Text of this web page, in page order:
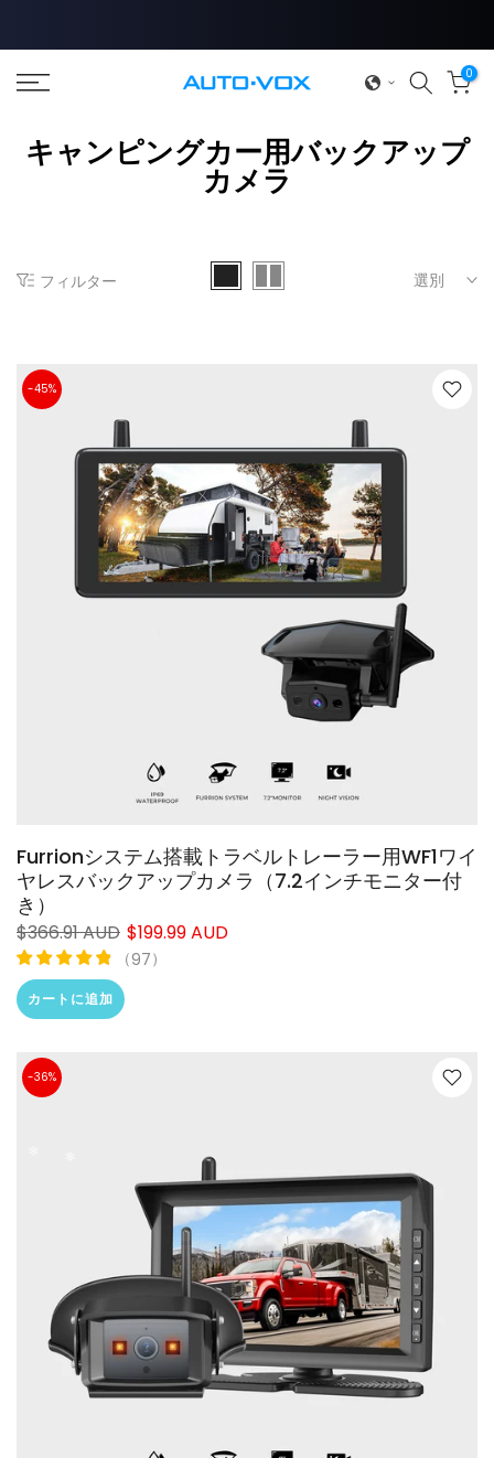
ン
テ
ン
へ
0
キャンピングカー用バックアップ
カメラ
フィルター 選別
-45%
Furrionシステム搭載トラベルトレーラー用WF1ワイ
ヤレスバックアップカメラ（7.2インチモニター付
き）
$366.91 AUD $199.99 AUD
（97）
カートに追加
-36%